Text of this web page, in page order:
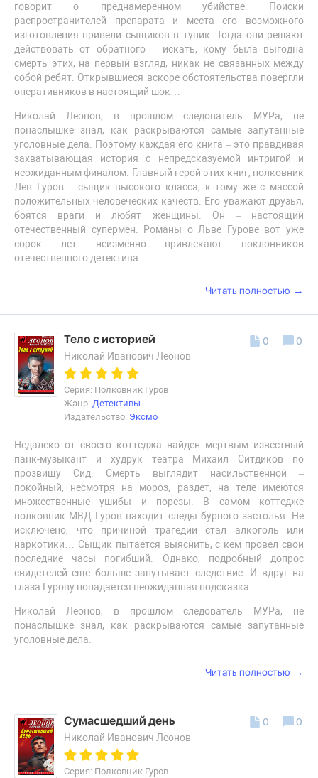
говорит о преднамеренном убийстве. Поиски
распространителей препарата и места его возможного
изготовления привели сыщиков в тупик. Тогда они решают
действовать от обратного – искать, кому была выгодна
смерть этих, на первый взгляд, никак не связанных между
собой ребят. Открывшиеся вскоре обстоятельства повергли
оперативников в настоящий шок…
Николай Леонов, в прошлом следователь МУРа, не
понаслышке знал, как раскрываются самые запутанные
уголовные дела. Поэтому каждая его книга – это правдивая
захватывающая история с непредсказуемой интригой и
неожиданным финалом. Главный герой этих книг, полковник
Лев Гуров – сыщик высокого класса, к тому же с массой
положительных человеческих качеств. Его уважают друзья,
боятся враги и любят женщины. Он – настоящий
отечественный супермен. Романы о Льве Гурове вот уже
сорок лет неизменно привлекают поклонников
отечественного детектива.
Читать полностью →
Тело с историей
Николай Иванович Леонов
Серия: Полковник Гуров
Жанр: Детективы
Издательство: Эксмо
Недалеко от своего коттеджа найден мертвым известный
панк-музыкант и худрук театра Михаил Ситдиков по
прозвищу Сид. Смерть выглядит насильственной –
покойный, несмотря на мороз, раздет, на теле имеются
множественные ушибы и порезы. В самом коттедже
полковник МВД Гуров находит следы бурного застолья. Не
исключено, что причиной трагедии стал алкоголь или
наркотики… Сыщик пытается выяснить, с кем провел свои
последние часы погибший. Однако, подробный допрос
свидетелей еще больше запутывает следствие. И вдруг на
глаза Гурову попадается неожиданная подсказка…
Николай Леонов, в прошлом следователь МУРа, не
понаслышке знал, как раскрываются самые запутанные
уголовные дела.
0 0
Читать полностью →
Сумасшедший день
Николай Иванович Леонов
Серия: Полковник Гуров
0 0